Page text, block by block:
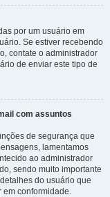
por um usuário em
Se estiver recebendo
contate o administrador
de enviar este tipo de
com assuntos
de segurança que
lamentamos
ao administrador
sendo muito importante
do usuário que
em conformidade.